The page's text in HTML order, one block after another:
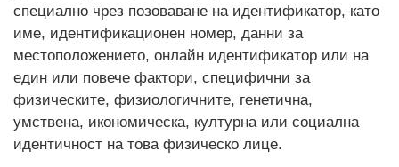
специално чрез позоваване на идентификатор, като
име, идентификационен номер, данни за
местоположението, онлайн идентификатор или на
един или повече фактори, специфични за
физическите, физиологичните, генетична,
умствена, икономическа, културна или социална
идентичност на това физическо лице.